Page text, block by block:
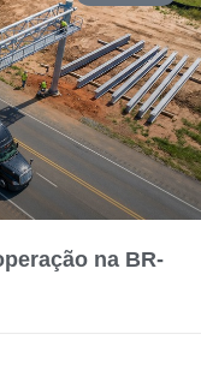
na BR-